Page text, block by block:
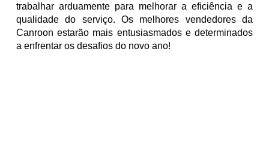
trabalhar arduamente para melhorar a eficiência e a
qualidade do serviço. Os melhores vendedores da
Canroon estarão mais entusiasmados e determinados
a enfrentar os desafios do novo ano!